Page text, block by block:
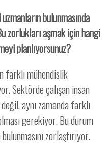
bulunmasında
zorlukları aşmak için hangi
planlıyorsunuz?
mühendislik
Sektörde çalışan insan
aynı zamanda farklı
gerekiyor. Bu durum
zorlaştırıyor.